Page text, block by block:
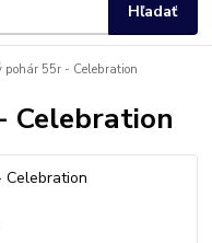
Hľadať
pohár 55r - Celebration
Celebration